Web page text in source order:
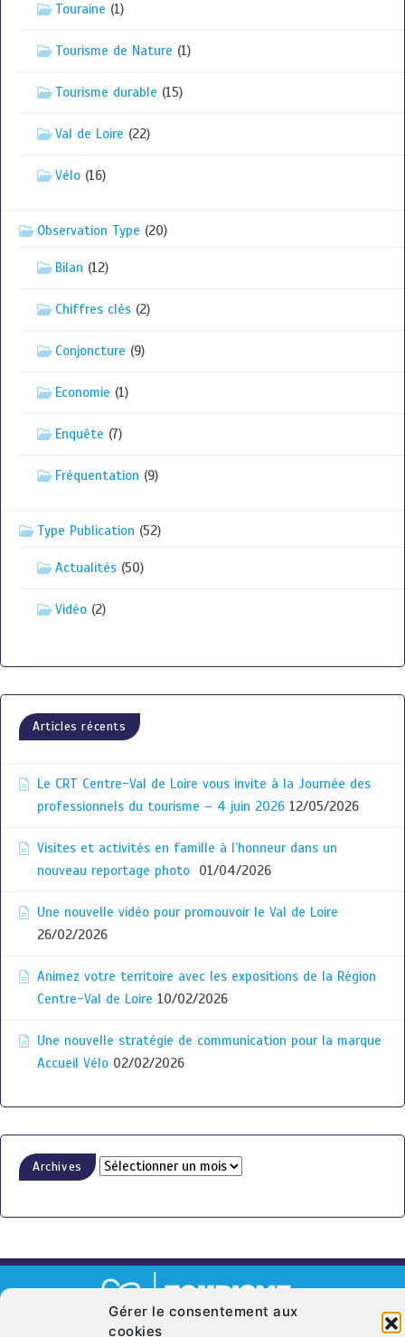
Gérer le consentement aux
cookies
Touraine (1)
Tourisme de Nature (1)
Tourisme durable (15)
Val de Loire (22)
Vélo (16)
Observation Type (20)
Bilan (12)
Chiffres clés (2)
Conjoncture (9)
Economie (1)
Enquête (7)
Fréquentation (9)
Type Publication (52)
Actualités (50)
Vidéo (2)
Articles récents
Le CRT Centre-Val de Loire vous invite à la Journée des
professionnels du tourisme – 4 juin 2026 12/05/2026
Visites et activités en famille à l’honneur dans un
nouveau reportage photo
01/04/2026
Une nouvelle vidéo pour promouvoir le Val de Loire
26/02/2026
Animez votre territoire avec les expositions de la Région
Centre-Val de Loire 10/02/2026
Une nouvelle stratégie de communication pour la marque
Accueil Vélo 02/02/2026
Archives